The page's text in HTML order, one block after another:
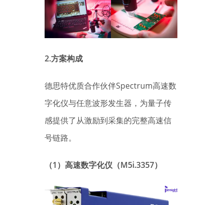
2.方案构成
德思特优质合作伙伴Spectrum高速数
字化仪与任意波形发生器，为量子传
感提供了从激励到采集的完整高速信
号链路。
（1）高速数字化仪（M5i.3357）